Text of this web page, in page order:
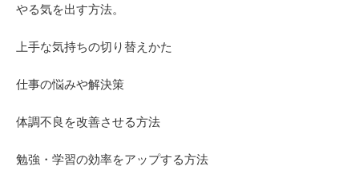
やる気を出す方法。
上手な気持ちの切り替えかた
仕事の悩みや解決策
体調不良を改善させる方法
勉強・学習の効率をアップする方法